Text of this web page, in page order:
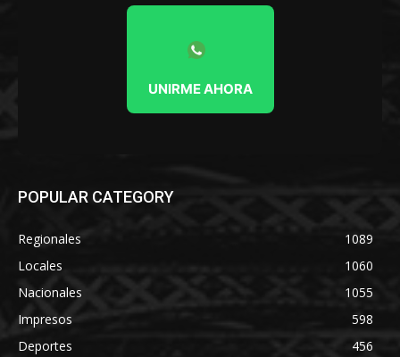
UNIRME AHORA
POPULAR CATEGORY
Regionales
1089
Locales
1060
Nacionales
1055
Impresos
598
Deportes
456